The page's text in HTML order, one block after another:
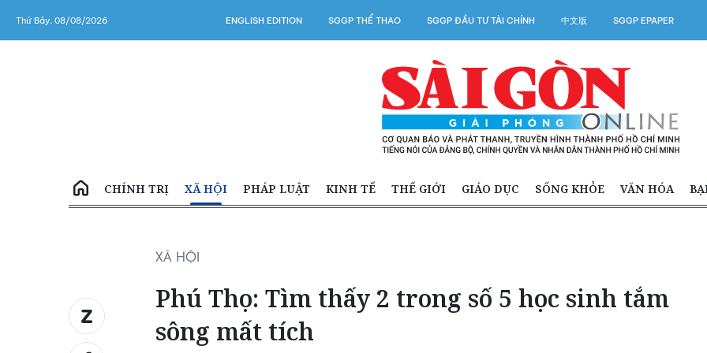
Thứ Bảy, 08/08/2026 ENGLISH EDITION SGGP THỂ THAO SGGP ĐẦU TƯ TÀI CHÍNH 中文版 SGGP EPAPER
CHÍNH TRỊ XÃ HỘI PHÁP LUẬT KINH TẾ THẾ GIỚI GIÁO DỤC SỐNG KHỎE VĂN HÓA
XÃ HỘI
Phú Thọ: Tìm thấy 2 trong số 5 học sinh tắm
sông mất tích